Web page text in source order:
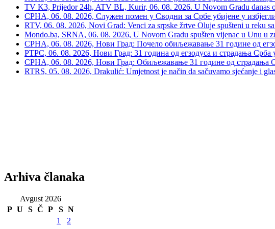
TV K3, Prijedor 24h, ATV BL, Kurir, 06. 08. 2026. U Novom Gradu danas
СРНА, 06. 08. 2026, Служен помен у Сводни за Србе убијене у
RTV, 06. 08. 2026, Novi Grad: Venci za srpske žrtve Oluje spušteni u reku
Mondo.ba, SRNA, 06. 08. 2026, U Novom Gradu spušten vijenac u Unu u
СРНА, 06. 08. 2026, Нови Град: Почело обиљежавање 31 године од
РТРС, 06. 08. 2026, Нови Град: 31 година од егзодуса и страдања Срба
СРНА, 06. 08. 2026, Нови Град: Обиљежавање 31 године од страдања
RTRS, 05. 08. 2026, Drakulić: Umjetnost je način da sačuvamo sjećanje i
Arhiva članaka
Avgust 2026
P U S Č P S N
1
2